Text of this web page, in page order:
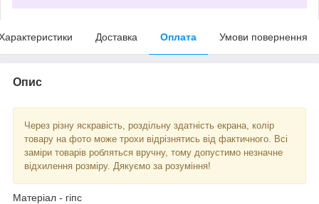
Доставка Оплата Умови повернення
Опис
Через різну яскравість, роздільну здатність екрана, колір
товару на фото може трохи відрізнятись від фактичного. Всі
заміри товарів робляться вручну, тому допустимо незначне
відхилення розміру. Дякуємо за розуміння!
Матеріал - гіпс